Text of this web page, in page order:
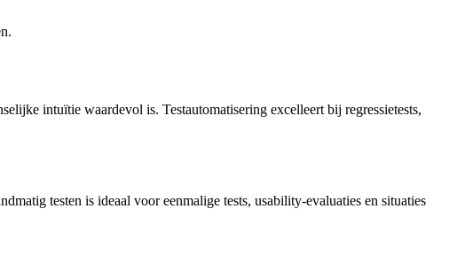
intuïtie waardevol is. Testautomatisering excelleert bij regressietests,
testen is ideaal voor eenmalige tests, usability-evaluaties en situaties